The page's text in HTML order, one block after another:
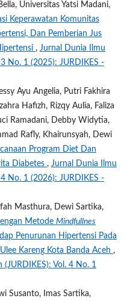
Universitas Yatsi Madani,
Keperawatan Komunitas
Dan Pemberian Jus
, Jurnal Dunia Ilmu
3 No. 1 (2025): JURDIKES -
Ayu Angelia, Putri Fakhira
Hafizh, Rizqy Aulia, Faliza
Ramadani, Debby Widytia,
Rafly, Khairunsyah, Dewi
Program Diet Dan
Diabetes , Jurnal Dunia Ilmu
4 No. 1 (2026): JURDIKES -
Masthura, Dewi Sartika,
Metode Mindfullnes
Penurunan Hipertensi Pada
Kareng Kota Banda Aceh ,
(JURDIKES): Vol. 4 No. 1
Susanto, Imas Sartika,